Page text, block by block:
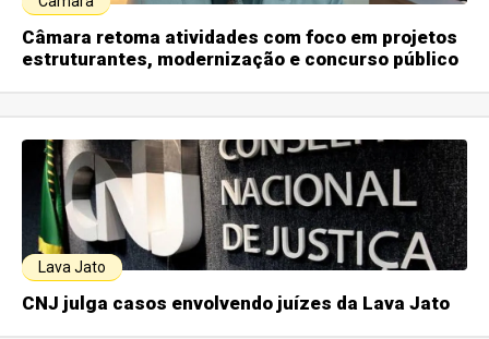
Câmara retoma atividades com foco em projetos
estruturantes, modernização e concurso público
Lava Jato
CNJ julga casos envolvendo juízes da Lava Jato